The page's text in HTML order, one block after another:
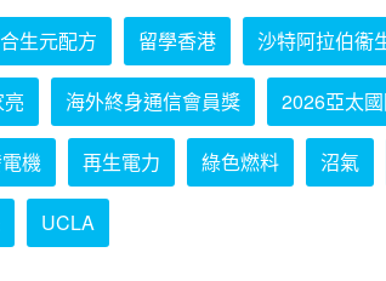
生元配方 留學香港 沙特阿拉伯衞
海外終身通信會員獎 2026亞太
機 再生電力 綠色燃料 沼氣
UCLA